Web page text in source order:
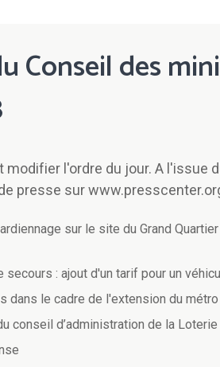
Conseil des
l'ordre du jour. A l'issue
presse sur
sur le site du Grand
secours : ajout d'un tarif pour un
dans le cadre de l'extension du
conseil d’administration de la